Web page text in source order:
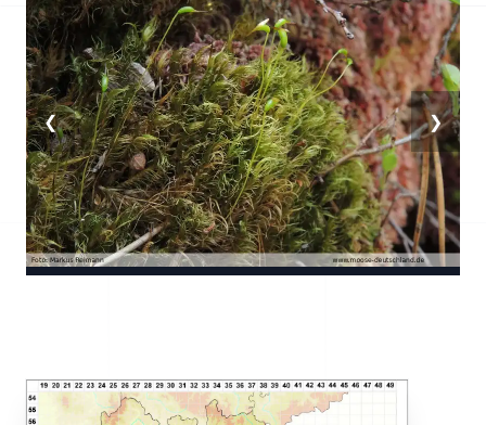
❮ ❯